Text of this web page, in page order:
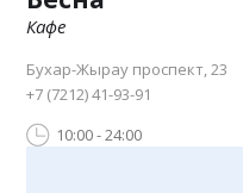
Кафе
Бухар-Жырау проспект, 23
+7 (7212) 41-93-91
10:00 - 24:00